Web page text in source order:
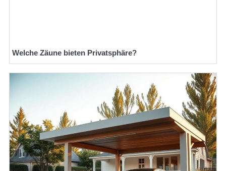
Welche Zäune bieten Privatsphäre?